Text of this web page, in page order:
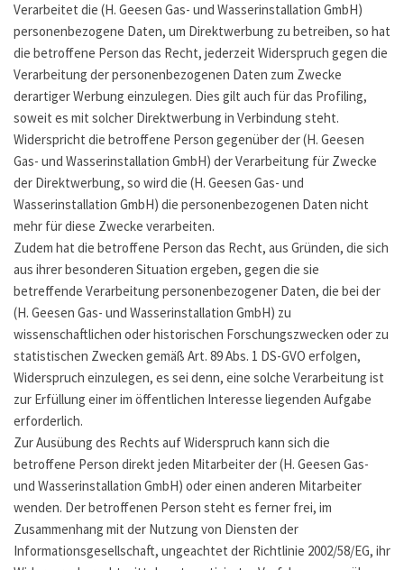
Verarbeitet die (H. Geesen Gas- und Wasserinstallation GmbH)
personenbezogene Daten, um Direktwerbung zu betreiben, so hat
die betroffene Person das Recht, jederzeit Widerspruch gegen die
Verarbeitung der personenbezogenen Daten zum Zwecke
derartiger Werbung einzulegen. Dies gilt auch für das Profiling,
soweit es mit solcher Direktwerbung in Verbindung steht.
Widerspricht die betroffene Person gegenüber der (H. Geesen
Gas- und Wasserinstallation GmbH) der Verarbeitung für Zwecke
der Direktwerbung, so wird die (H. Geesen Gas- und
Wasserinstallation GmbH) die personenbezogenen Daten nicht
mehr für diese Zwecke verarbeiten.
Zudem hat die betroffene Person das Recht, aus Gründen, die sich
aus ihrer besonderen Situation ergeben, gegen die sie
betreffende Verarbeitung personenbezogener Daten, die bei der
(H. Geesen Gas- und Wasserinstallation GmbH) zu
wissenschaftlichen oder historischen Forschungszwecken oder zu
statistischen Zwecken gemäß Art. 89 Abs. 1 DS-GVO erfolgen,
Widerspruch einzulegen, es sei denn, eine solche Verarbeitung ist
zur Erfüllung einer im öffentlichen Interesse liegenden Aufgabe
erforderlich.
Zur Ausübung des Rechts auf Widerspruch kann sich die
betroffene Person direkt jeden Mitarbeiter der (H. Geesen Gas-
und Wasserinstallation GmbH) oder einen anderen Mitarbeiter
wenden. Der betroffenen Person steht es ferner frei, im
Zusammenhang mit der Nutzung von Diensten der
Informationsgesellschaft, ungeachtet der Richtlinie 2002/58/EG, ihr